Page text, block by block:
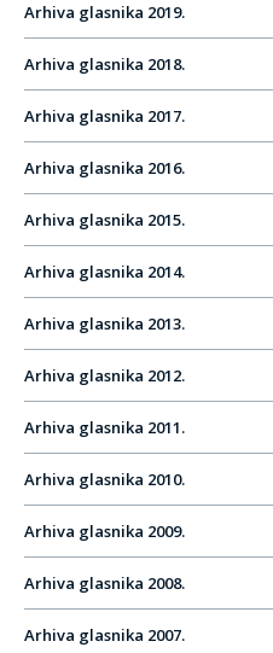
Arhiva glasnika 2019.
Arhiva glasnika 2018.
Arhiva glasnika 2017.
Arhiva glasnika 2016.
Arhiva glasnika 2015.
Arhiva glasnika 2014.
Arhiva glasnika 2013.
Arhiva glasnika 2012.
Arhiva glasnika 2011.
Arhiva glasnika 2010.
Arhiva glasnika 2009.
Arhiva glasnika 2008.
Arhiva glasnika 2007.